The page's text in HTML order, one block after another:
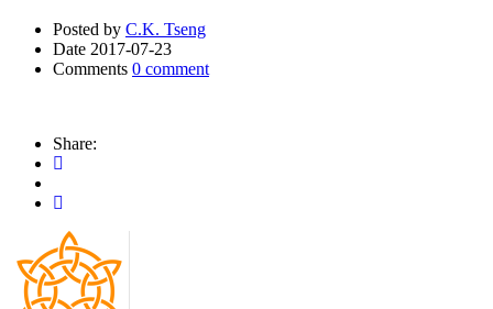
Posted by C.K. Tseng
Date 2017-07-23
Comments 0 comment
Share: